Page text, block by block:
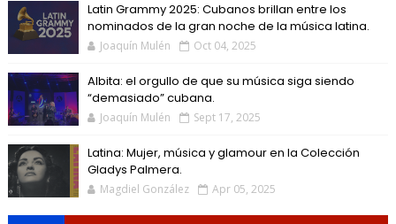
Latin Grammy 2025: Cubanos brillan entre los
nominados de la gran noche de la música latina.
Joaquín Mulén Oct 04, 2025
Albita: el orgullo de que su música siga siendo
“demasiado” cubana.
Joaquín Mulén Sept 17, 2025
Latina: Mujer, música y glamour en la Colección
Gladys Palmera.
Magdiel González Apr 05, 2025